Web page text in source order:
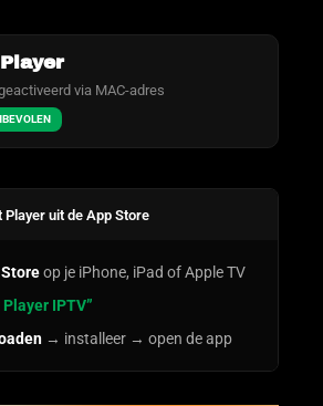
via MAC-adres
Player uit de App Store
op je iPhone, iPad of Apple TV
Player IPTV”
→ installeer → open de app